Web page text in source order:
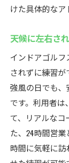
けた具体的なア
天候に左右さ
インドアゴルフ
されずに練習
強風の日でも
です。利用者
て、リアルなコ
た、24時間営
時間に気軽に